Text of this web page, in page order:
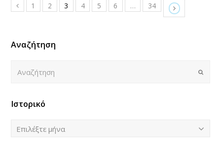
1 2 3 4 5 6 … 34
Αναζήτηση
Submit
Ιστορικό
Ιστορικό
Επιλέξτε μήνα